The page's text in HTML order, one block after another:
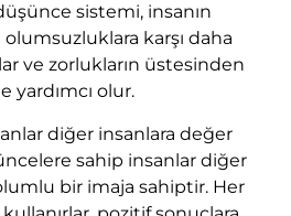
sistemi, insanın
olumsuzluklara karşı daha
ve zorlukların üstesinden
yardımcı olur.
diğer insanlara değer
sahip insanlar diğer
bir imaja sahiptir. Her